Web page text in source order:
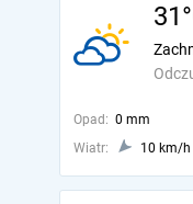
Opad: 0 mm
Wiatr:
10 km/h